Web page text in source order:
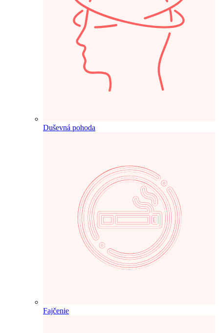
Duševná pohoda
Fajčenie